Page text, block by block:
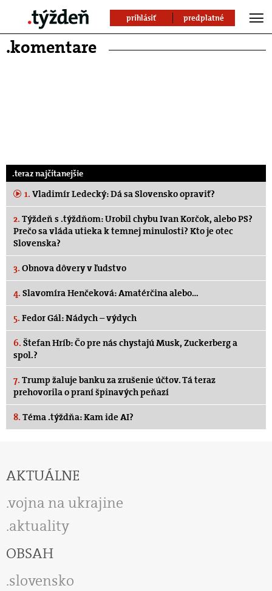
prihlásiť predplatné
.komentare
.teraz najčítanejšie
1. Vladimír Ledecký: Dá sa Slovensko opraviť?
2. Týždeň s .týždňom: Urobil chybu Ivan Korčok, alebo PS?
Prečo sa vláda utieka k temnej minulosti? Kto je otec
Slovenska?
3. Obnova dôvery v ľudstvo
4. Slavomíra Henčeková: Amatérčina alebo…
5. Fedor Gál: Nádych – výdych
6. Štefan Hríb: Čo pre nás chystajú Musk, Zuckerberg a
spol.?
7. Trump žaluje banku za zrušenie účtov. Tá teraz
prehovorila o praní špinavých peňazí
8. Téma .týždňa: Kam ide AI?
AKTUÁLNE
vojna na ukrajine
aktuality
OBSAH
slovensko